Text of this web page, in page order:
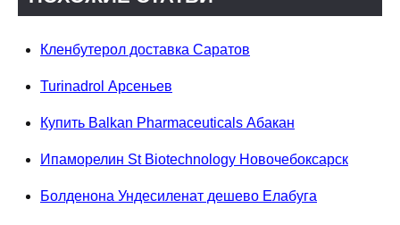
Кленбутерол доставка Саратов
Turinadrol Арсеньев
Купить Balkan Pharmaceuticals Абакан
Ипаморелин St Biotechnology Новочебоксарск
Болденона Ундесиленат дешево Елабуга